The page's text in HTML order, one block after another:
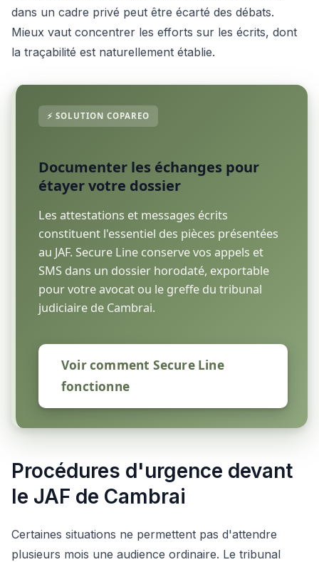
dans un cadre privé peut être écarté des débats.
Mieux vaut concentrer les efforts sur les écrits, dont
la traçabilité est naturellement établie.
Documenter les échanges pour
étayer votre dossier
Les attestations et messages écrits
constituent l'essentiel des pièces présentées
au JAF. Secure Line conserve vos appels et
SMS dans un dossier horodaté, exportable
pour votre avocat ou le greffe du tribunal
judiciaire de Cambrai.
Voir comment Secure Line
fonctionne
Procédures d'urgence devant
le JAF de Cambrai
Certaines situations ne permettent pas d'attendre
plusieurs mois une audience ordinaire. Le tribunal